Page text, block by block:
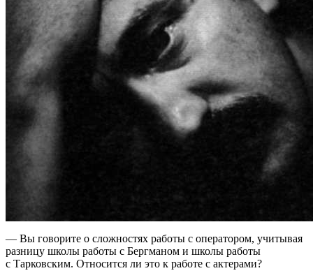
— Вы говорите о сложностях работы с оператором, учитывая
разницу школы работы с Бергманом и школы работы
с Тарковским. Относится ли это к работе с актерами?